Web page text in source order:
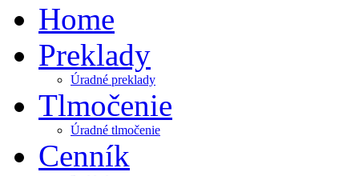
Home
Preklady
Úradné preklady
Tlmočenie
Úradné tlmočenie
Cenník